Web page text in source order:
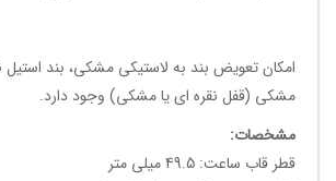
امکان تعویض بند به لاستیکی مشکی، بند استیل
مشکی (قفل نقره ای یا مشکی) وجود دارد.
مشخصات:
قطر قاب ساعت: 49.5 میلی متر